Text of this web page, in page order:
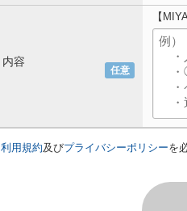
任意
内容
【
利用規約及びプライバシーポリシーを